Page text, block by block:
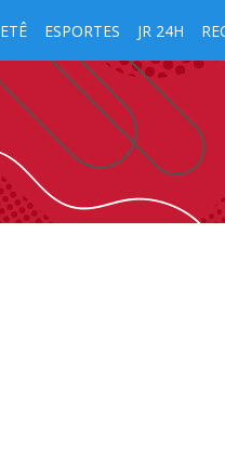
ESPORTES JR 24H